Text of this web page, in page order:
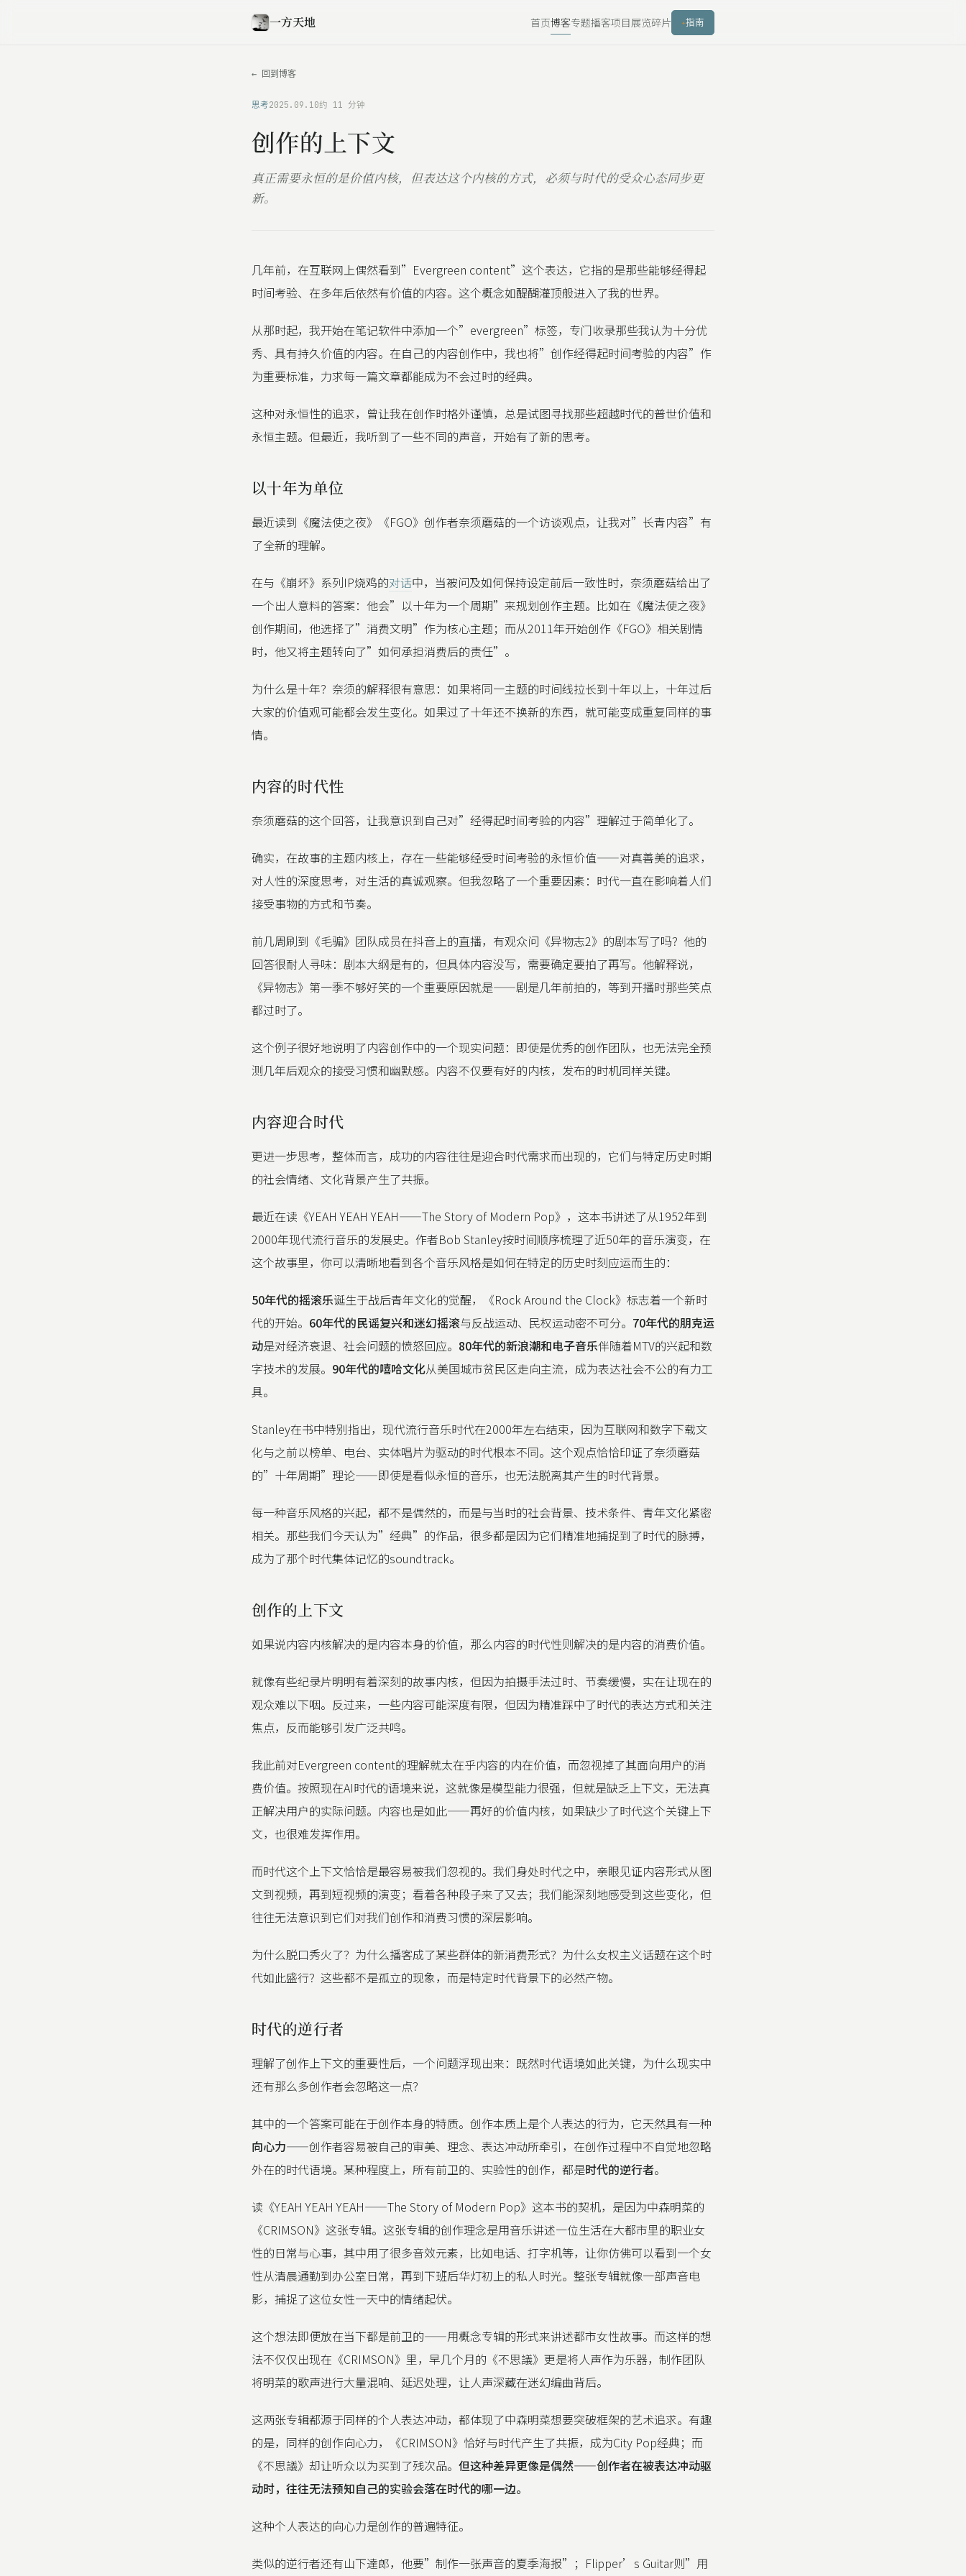
一方天地 首页博客专题播客项目展览碎片 指南
← 回到博客
思考2025.09.10约 11 分钟
创作的上下文
真正需要永恒的是价值内核，但表达这个内核的方式，必须与时代的受众心态同步更
新。
几年前，在互联网上偶然看到”Evergreen content”这个表达，它指的是那些能够经得起
时间考验、在多年后依然有价值的内容。这个概念如醍醐灌顶般进入了我的世界。
从那时起，我开始在笔记软件中添加一个”evergreen”标签，专门收录那些我认为十分优
秀、具有持久价值的内容。在自己的内容创作中，我也将”创作经得起时间考验的内容”作
为重要标准，力求每一篇文章都能成为不会过时的经典。
这种对永恒性的追求，曾让我在创作时格外谨慎，总是试图寻找那些超越时代的普世价值和
永恒主题。但最近，我听到了一些不同的声音，开始有了新的思考。
以十年为单位
最近读到《魔法使之夜》《FGO》创作者奈须蘑菇的一个访谈观点，让我对”长青内容”有
了全新的理解。
在与《崩坏》系列IP烧鸡的对话中，当被问及如何保持设定前后一致性时，奈须蘑菇给出了
一个出人意料的答案：他会”以十年为一个周期”来规划创作主题。比如在《魔法使之夜》
创作期间，他选择了”消费文明”作为核心主题；而从2011年开始创作《FGO》相关剧情
时，他又将主题转向了”如何承担消费后的责任”。
为什么是十年？奈须的解释很有意思：如果将同一主题的时间线拉长到十年以上，十年过后
大家的价值观可能都会发生变化。如果过了十年还不换新的东西，就可能变成重复同样的事
情。
内容的时代性
奈须蘑菇的这个回答，让我意识到自己对”经得起时间考验的内容”理解过于简单化了。
确实，在故事的主题内核上，存在一些能够经受时间考验的永恒价值——对真善美的追求，
对人性的深度思考，对生活的真诚观察。但我忽略了一个重要因素：时代一直在影响着人们
接受事物的方式和节奏。
前几周刷到《毛骗》团队成员在抖音上的直播，有观众问《异物志2》的剧本写了吗？他的
回答很耐人寻味：剧本大纲是有的，但具体内容没写，需要确定要拍了再写。他解释说，
《异物志》第一季不够好笑的一个重要原因就是——剧是几年前拍的，等到开播时那些笑点
都过时了。
这个例子很好地说明了内容创作中的一个现实问题：即使是优秀的创作团队，也无法完全预
测几年后观众的接受习惯和幽默感。内容不仅要有好的内核，发布的时机同样关键。
内容迎合时代
更进一步思考，整体而言，成功的内容往往是迎合时代需求而出现的，它们与特定历史时期
的社会情绪、文化背景产生了共振。
最近在读《YEAH YEAH YEAH——The Story of Modern Pop》，这本书讲述了从1952年到
2000年现代流行音乐的发展史。作者Bob Stanley按时间顺序梳理了近50年的音乐演变，在
这个故事里，你可以清晰地看到各个音乐风格是如何在特定的历史时刻应运而生的：
50年代的摇滚乐诞生于战后青年文化的觉醒，《Rock Around the Clock》标志着一个新时
代的开始。 60年代的民谣复兴和迷幻摇滚与反战运动、民权运动密不可分。 70年代的朋克运
动是对经济衰退、社会问题的愤怒回应。 80年代的新浪潮和电子音乐伴随着MTV的兴起和数
字技术的发展。 90年代的嘻哈文化从美国城市贫民区走向主流，成为表达社会不公的有力工
具。
Stanley在书中特别指出，现代流行音乐时代在2000年左右结束，因为互联网和数字下载文
化与之前以榜单、电台、实体唱片为驱动的时代根本不同。这个观点恰恰印证了奈须蘑菇
的”十年周期”理论——即使是看似永恒的音乐，也无法脱离其产生的时代背景。
每一种音乐风格的兴起，都不是偶然的，而是与当时的社会背景、技术条件、青年文化紧密
相关。那些我们今天认为”经典”的作品，很多都是因为它们精准地捕捉到了时代的脉搏，
成为了那个时代集体记忆的soundtrack。
创作的上下文
如果说内容内核解决的是内容本身的价值，那么内容的时代性则解决的是内容的消费价值。
就像有些纪录片明明有着深刻的故事内核，但因为拍摄手法过时、节奏缓慢，实在让现在的
观众难以下咽。反过来，一些内容可能深度有限，但因为精准踩中了时代的表达方式和关注
焦点，反而能够引发广泛共鸣。
我此前对Evergreen content的理解就太在乎内容的内在价值，而忽视掉了其面向用户的消
费价值。按照现在AI时代的语境来说，这就像是模型能力很强，但就是缺乏上下文，无法真
正解决用户的实际问题。内容也是如此——再好的价值内核，如果缺少了时代这个关键上下
文，也很难发挥作用。
而时代这个上下文恰恰是最容易被我们忽视的。我们身处时代之中，亲眼见证内容形式从图
文到视频，再到短视频的演变；看着各种段子来了又去；我们能深刻地感受到这些变化，但
往往无法意识到它们对我们创作和消费习惯的深层影响。
为什么脱口秀火了？为什么播客成了某些群体的新消费形式？为什么女权主义话题在这个时
代如此盛行？这些都不是孤立的现象，而是特定时代背景下的必然产物。
时代的逆行者
理解了创作上下文的重要性后，一个问题浮现出来：既然时代语境如此关键，为什么现实中
还有那么多创作者会忽略这一点？
其中的一个答案可能在于创作本身的特质。创作本质上是个人表达的行为，它天然具有一种
向心力——创作者容易被自己的审美、理念、表达冲动所牵引，在创作过程中不自觉地忽略
外在的时代语境。某种程度上，所有前卫的、实验性的创作，都是时代的逆行者。
读《YEAH YEAH YEAH——The Story of Modern Pop》这本书的契机，是因为中森明菜的
《CRIMSON》这张专辑。这张专辑的创作理念是用音乐讲述一位生活在大都市里的职业女
性的日常与心事，其中用了很多音效元素，比如电话、打字机等，让你仿佛可以看到一个女
性从清晨通勤到办公室日常，再到下班后华灯初上的私人时光。整张专辑就像一部声音电
影，捕捉了这位女性一天中的情绪起伏。
这个想法即便放在当下都是前卫的——用概念专辑的形式来讲述都市女性故事。而这样的想
法不仅仅出现在《CRIMSON》里，早几个月的《不思議》更是将人声作为乐器，制作团队
将明菜的歌声进行大量混响、延迟处理，让人声深藏在迷幻编曲背后。
这两张专辑都源于同样的个人表达冲动，都体现了中森明菜想要突破框架的艺术追求。有趣
的是，同样的创作向心力，《CRIMSON》恰好与时代产生了共振，成为City Pop经典；而
《不思議》却让听众以为买到了残次品。 但这种差异更像是偶然——创作者在被表达冲动驱
动时，往往无法预知自己的实验会落在时代的哪一边。
这种个人表达的向心力是创作的普遍特征。
类似的逆行者还有山下達郎，他要”制作一张声音的夏季海报”；Flipper’s Guitar则”用